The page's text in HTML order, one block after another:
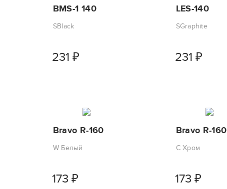
BMS-1 140
SBlack
231 ₽
LES-140
SGraphite
231 ₽
Bravo R-160
W Белый
173 ₽
Bravo R-160
C Хром
173 ₽